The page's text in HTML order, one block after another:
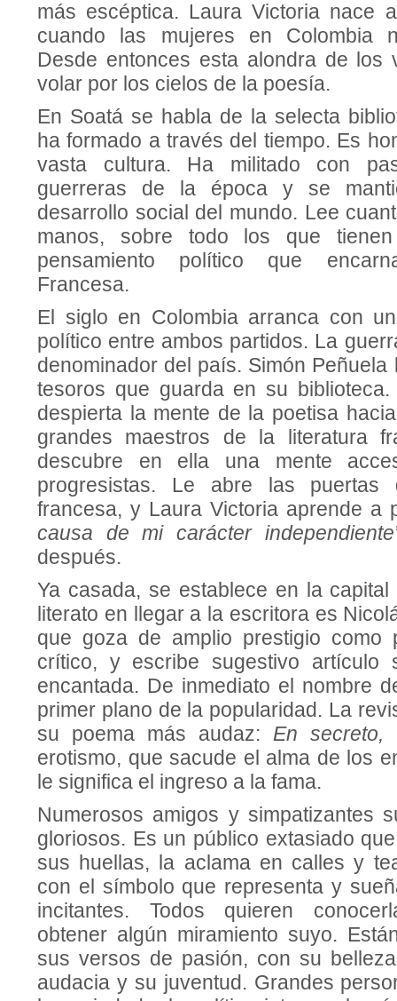
más escéptica. Laura Victoria nace
cuando las mujeres en Colombia
Desde entonces esta alondra de los
volar por los cielos de la poesía.
En Soatá se habla de la selecta
ha formado a través del tiempo. Es
vasta cultura. Ha militado con
guerreras de la época y se
desarrollo social del mundo. Lee
manos, sobre todo los que
pensamiento político que
Francesa.
El siglo en Colombia arranca con
político entre ambos partidos. La
denominador del país. Simón
tesoros que guarda en su
despierta la mente de la poetisa
grandes maestros de la literatura
descubre en ella una mente
progresistas. Le abre las puertas
francesa, y Laura Victoria aprende a
causa de mi carácter
después.
Ya casada, se establece en la
literato en llegar a la escritora es
que goza de amplio prestigio como
crítico, y escribe sugestivo artículo
encantada. De inmediato el nombre
primer plano de la popularidad. La
su poema más audaz: En secreto,
erotismo, que sacude el alma de los
le significa el ingreso a la fama.
Numerosos amigos y simpatizantes
gloriosos. Es un público extasiado
sus huellas, la aclama en calles y
con el símbolo que representa y
incitantes. Todos quieren
obtener algún miramiento suyo.
sus versos de pasión, con su
audacia y su juventud. Grandes